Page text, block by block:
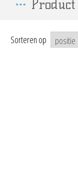
Sorteren op